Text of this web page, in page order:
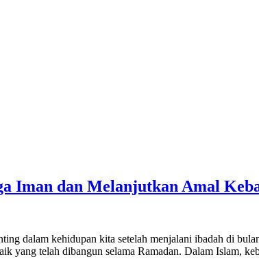
Iman dan Melanjutkan Amal
dalam kehidupan kita setelah menjalani ibadah di
yang telah dibangun selama Ramadan. Dalam Islam,